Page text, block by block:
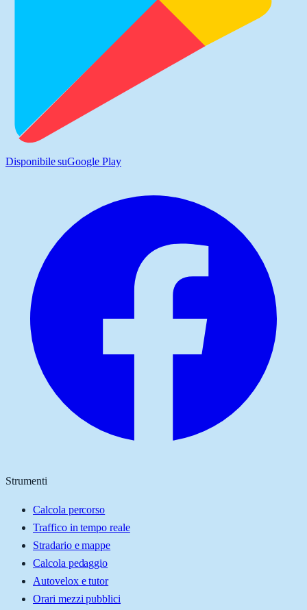
Disponibile suGoogle Play
Strumenti
Calcola percorso
Traffico in tempo reale
Stradario e mappe
Calcola pedaggio
Autovelox e tutor
Orari mezzi pubblici